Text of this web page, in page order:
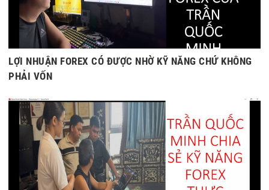
LỢI NHUẬN FOREX CÓ ĐƯỢC NHỜ KỸ NĂNG CHỨ KHÔNG
PHẢI VỐN